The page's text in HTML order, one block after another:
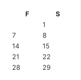
F
S
1
7
8
14
15
21
22
28
29